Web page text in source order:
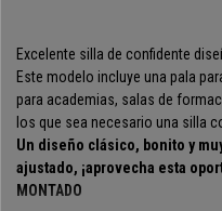
Excelente silla de confidente
Este modelo incluye una pala
para academias, salas de
los que sea necesario una silla
Un diseño clásico, bonito y
ajustado, ¡aprovecha esta
MONTADO